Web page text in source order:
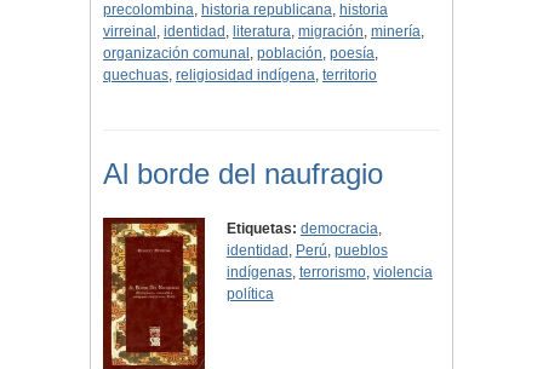
precolombina, historia republicana, historia
virreinal , identidad , literatura, migración, minería,
organización comunal , población, poesía,
quechuas, religiosidad indígena, territorio
Al borde del naufragio
Etiquetas: democracia,
identidad , Perú, pueblos
indígenas, terrorismo, violencia
política